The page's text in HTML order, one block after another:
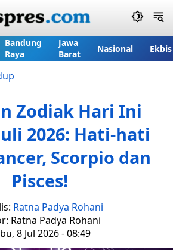
Bandung
Raya
Jawa
Barat
Nasional Ekbis
Zodiak Hari Ini
2026: Hati-hati
Scorpio dan
Pisces!
Ratna Padya Rohani
Ratna Padya Rohani
8 Jul 2026 - 08:49